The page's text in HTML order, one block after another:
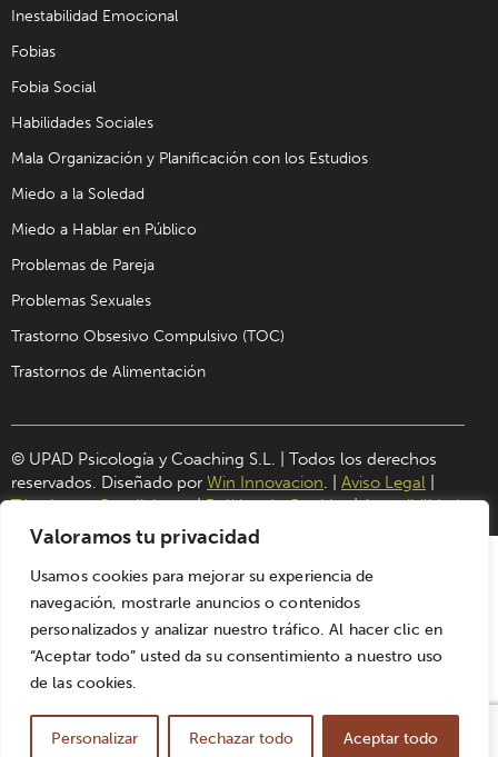
Valoramos tu privacidad
Usamos cookies para mejorar su experiencia de
navegación, mostrarle anuncios o contenidos
personalizados y analizar nuestro tráfico. Al hacer clic en
“Aceptar todo” usted da su consentimiento a nuestro uso
de las cookies.
Personalizar Rechazar todo Aceptar todo
Inestabilidad Emocional
Fobias
Fobia Social
Habilidades Sociales
Mala Organización y Planificación con los Estudios
Miedo a la Soledad
Miedo a Hablar en Público
Problemas de Pareja
Problemas Sexuales
Trastorno Obsesivo Compulsivo (TOC)
Trastornos de Alimentación
© UPAD Psicología y Coaching S.L. | Todos los derechos
reservados. Diseñado por Win Innovacion. | Aviso Legal
Términos y Condiciones|Política de Cookies|Accesibilidad